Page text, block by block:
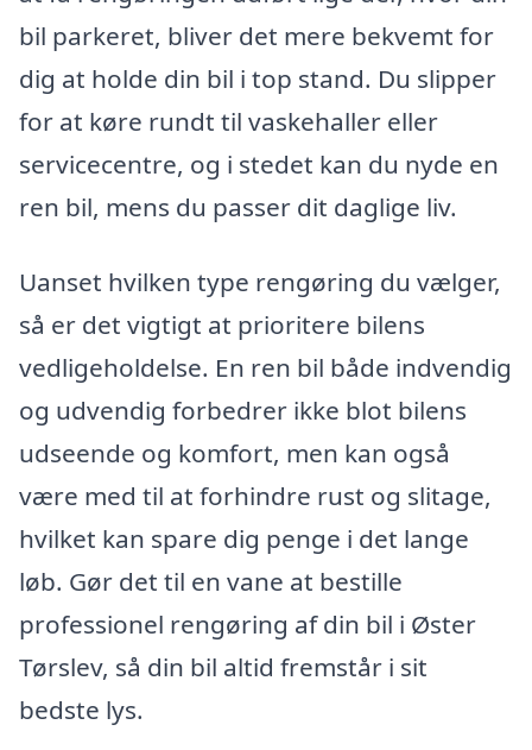
bil parkeret, bliver det mere bekvemt for
dig at holde din bil i top stand. Du slipper
for at køre rundt til vaskehaller eller
servicecentre, og i stedet kan du nyde en
ren bil, mens du passer dit daglige liv.
Uanset hvilken type rengøring du vælger,
så er det vigtigt at prioritere bilens
vedligeholdelse. En ren bil både indvendig
og udvendig forbedrer ikke blot bilens
udseende og komfort, men kan også
være med til at forhindre rust og slitage,
hvilket kan spare dig penge i det lange
løb. Gør det til en vane at bestille
professionel rengøring af din bil i Øster
Tørslev, så din bil altid fremstår i sit
bedste lys.